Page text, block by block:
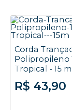
Corda
Polipropileno
Tropical - 15
R$ 43,90